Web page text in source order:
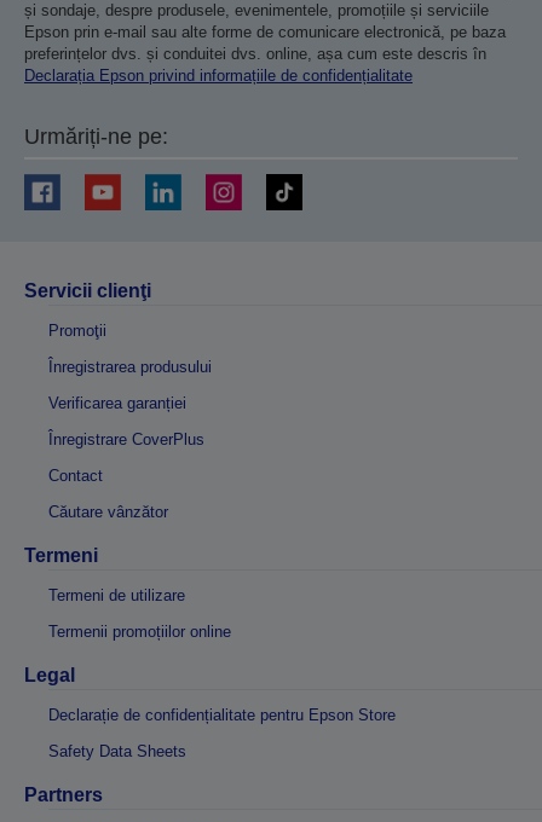
și sondaje, despre produsele, evenimentele, promoțiile și serviciile
Epson prin e-mail sau alte forme de comunicare electronică, pe baza
preferințelor dvs. și conduitei dvs. online, așa cum este descris în
Declarația Epson privind informațiile de confidențialitate
Urmăriți-ne pe:
Servicii clienţi
Promoţii
Înregistrarea produsului
Verificarea garanției
Înregistrare CoverPlus
Contact
Căutare vânzător
Termeni
Termeni de utilizare
Termenii promoțiilor online
Legal
Declarație de confidențialitate pentru Epson Store
Safety Data Sheets
Partners